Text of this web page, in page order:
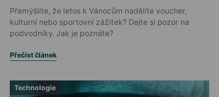
Přemýšlíte, že letos k Vánocům nadělíte voucher,
kulturní nebo sportovní zážitek? Dejte si pozor na
podvodníky. Jak je poznáte?
Přečíst článek
Technologie